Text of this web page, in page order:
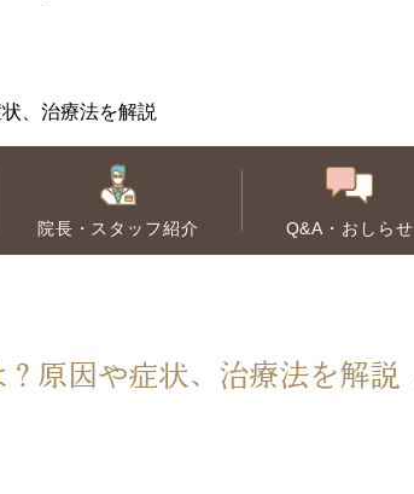
、治療法を解説
院長・スタッフ紹介 Q&A・おしらせ
原因や症状、治療法を解説